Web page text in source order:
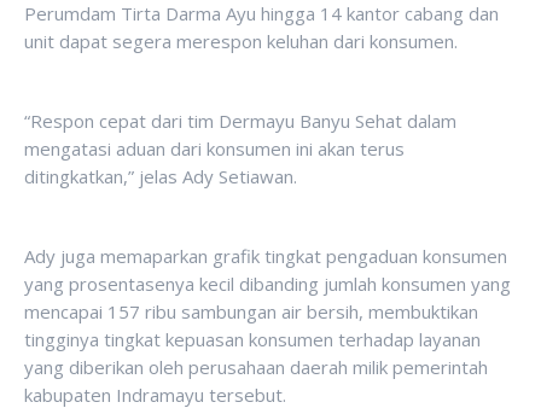
Perumdam Tirta Darma Ayu hingga 14 kantor cabang dan
unit dapat segera merespon keluhan dari konsumen.
“Respon cepat dari tim Dermayu Banyu Sehat dalam
mengatasi aduan dari konsumen ini akan terus
ditingkatkan,” jelas Ady Setiawan.
Ady juga memaparkan grafik tingkat pengaduan konsumen
yang prosentasenya kecil dibanding jumlah konsumen yang
mencapai 157 ribu sambungan air bersih, membuktikan
tingginya tingkat kepuasan konsumen terhadap layanan
yang diberikan oleh perusahaan daerah milik pemerintah
kabupaten Indramayu tersebut.